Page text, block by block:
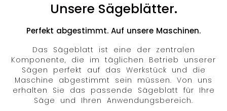
Unsere Sägeblätter.
Perfekt abgestimmt. Auf unsere Maschinen.
Das Sägeblatt ist eine der zentralen
Komponente, die im täglichen Betrieb unserer
Sägen perfekt auf das Werkstück und die
Maschine abgestimmt sein müssen. Von uns
erhalten Sie das passende Sägeblatt für Ihre
Säge und Ihren Anwendungsbereich.